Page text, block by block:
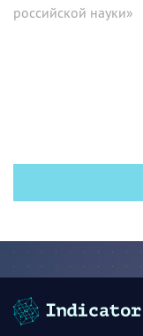
российской науки»